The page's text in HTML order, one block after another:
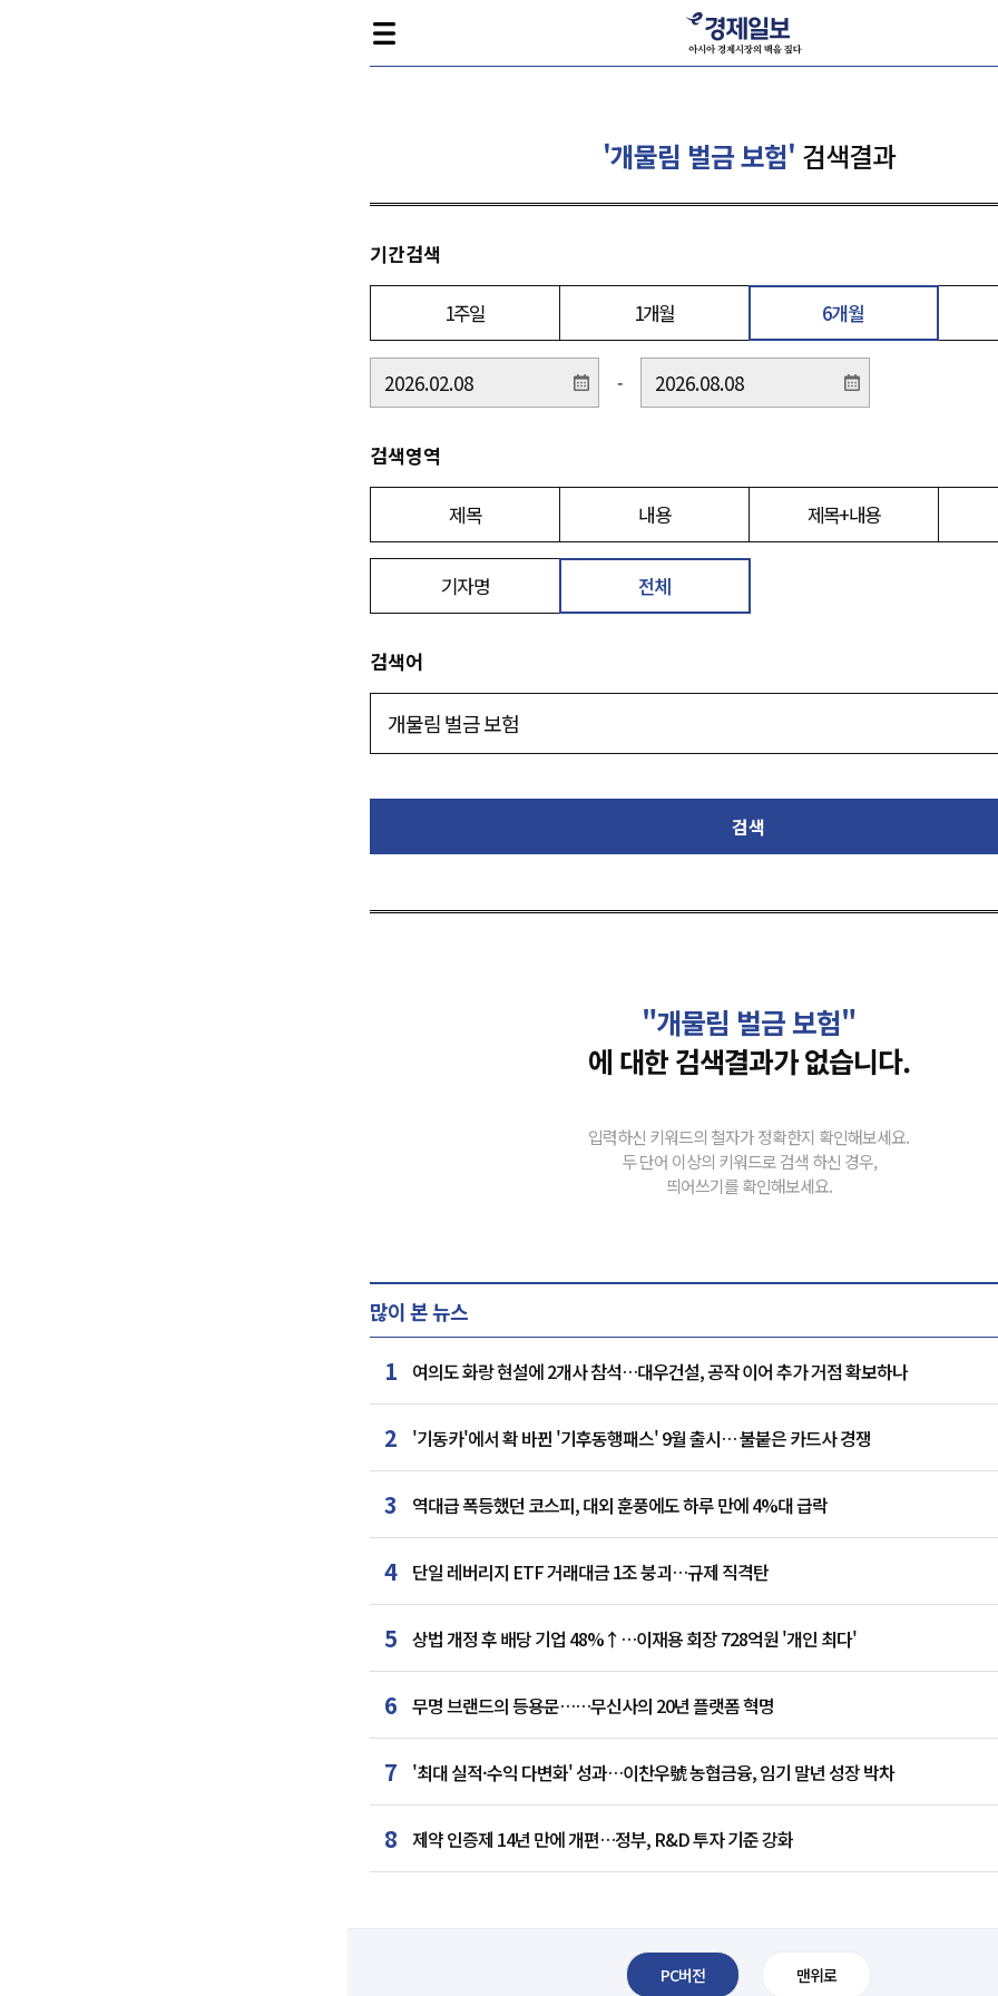
'개물림 벌금 보험' 검색결과
기간검색
1주일 1개월 6개월
-
검색영역
제목 내용 제목+내용
기자명 전체
검색어
검색
"개물림 벌금 보험"
에 대한 검색결과가 없습니다.
입력하신 키워드의 철자가 정확한지 확인해보세요.
두 단어 이상의 키워드로 검색 하신 경우,
띄어쓰기를 확인해보세요.
많이 본 뉴스
1 여의도 화랑 현설에 2개사 참석…대우건설, 공작 이어 추가 거점 확보하나
2 '기동카'에서 확 바뀐 '기후동행패스' 9월 출시… 불붙은 카드사 경쟁
3 역대급 폭등했던 코스피, 대외 훈풍에도 하루 만에 4%대 급락
4 단일 레버리지 ETF 거래대금 1조 붕괴…규제 직격탄
5 상법 개정 후 배당 기업 48%↑…이재용 회장 728억원 '개인 최다'
6 무명 브랜드의 등용문……무신사의 20년 플랫폼 혁명
7 '최대 실적·수익 다변화' 성과…이찬우號 농협금융, 임기 말년 성장 박차
8 제약 인증제 14년 만에 개편…정부, R&D 투자 기준 강화
PC버전 맨위로